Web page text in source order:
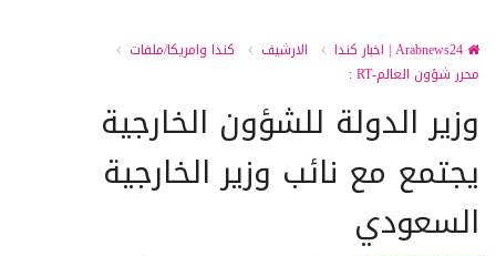
الارشيف
كندا وامريكا/ملفات
محرر شؤون العالم-RT :
وزير الدولة للشؤون الخارجية
يجتمع مع نائب وزير الخارجية
السعودي